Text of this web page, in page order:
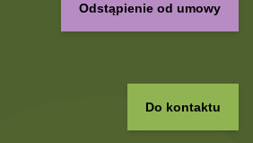
Odstąpienie od umowy
Do kontaktu